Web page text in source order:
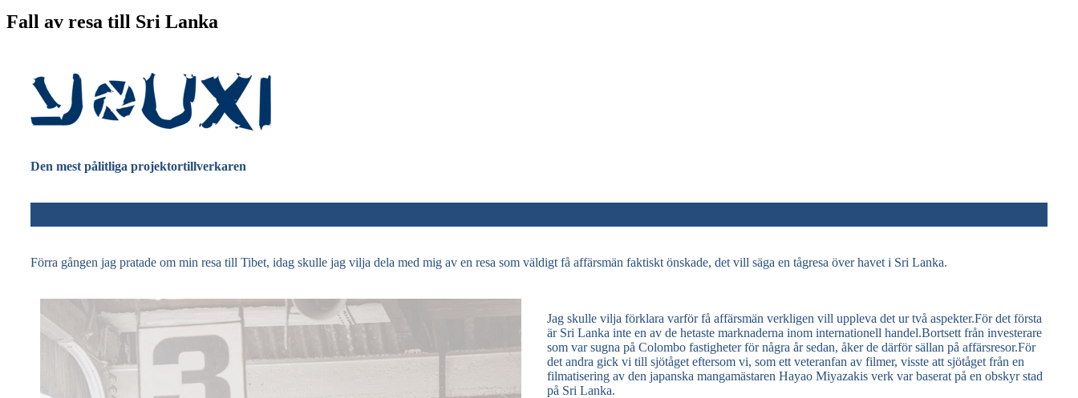
Fall av resa till Sri Lanka
Den mest pålitliga projektortillverkaren
Förra gången jag pratade om min resa till Tibet, idag skulle jag vilja dela med mig av en resa som väldigt få affärsmän faktiskt önskade, det vill säga en tågresa över havet i Sri Lanka.
Jag skulle vilja förklara varför få affärsmän verkligen vill uppleva det ur två aspekter.För det första
är Sri Lanka inte en av de hetaste marknaderna inom internationell handel.Bortsett från investerare
som var sugna på Colombo fastigheter för några år sedan, åker de därför sällan på affärsresor.För
det andra gick vi till sjötåget eftersom vi, som ett veteranfan av filmer, visste att sjötåget från en
filmatisering av den japanska mangamästaren Hayao Miyazakis verk var baserat på en obskyr stad
på Sri Lanka.